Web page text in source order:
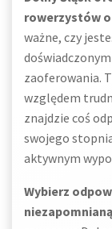
rowerzystów
ważne, czy
zaoferowania.
względem
znajdzie coś
swojego
aktywnym
Wybierz